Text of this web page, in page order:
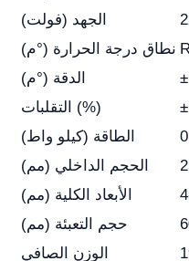
الجهد (فولت)
نطاق درجة الحرارة (°م)
الدقة (°م)
التقلبات (%)
الطاقة (كيلو واط)
الحجم الداخلي (مم)
الأبعاد الكلية (مم)
حجم التعبئة (مم)
الوزن الصافي